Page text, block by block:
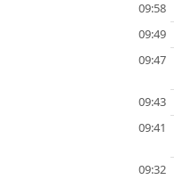
09:58
09:49
09:47
09:43
09:41
09:32